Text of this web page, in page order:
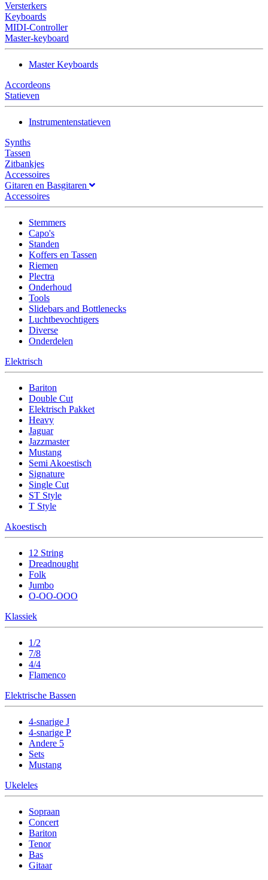
Versterkers
Keyboards
MIDI-Controller
Master-keyboard
Master Keyboards
Accordeons
Statieven
Instrumentenstatieven
Synths
Tassen
Zitbankjes
Accessoires
Gitaren en Basgitaren
Accessoires
Stemmers
Capo's
Standen
Koffers en Tassen
Riemen
Plectra
Onderhoud
Tools
Slidebars and Bottlenecks
Luchtbevochtigers
Diverse
Onderdelen
Elektrisch
Bariton
Double Cut
Elektrisch Pakket
Heavy
Jaguar
Jazzmaster
Mustang
Semi Akoestisch
Signature
Single Cut
ST Style
T Style
Akoestisch
12 String
Dreadnought
Folk
Jumbo
O-OO-OOO
Klassiek
1/2
7/8
4/4
Flamenco
Elektrische Bassen
4-snarige J
4-snarige P
Andere 5
Sets
Mustang
Ukeleles
Sopraan
Concert
Bariton
Tenor
Bas
Gitaar